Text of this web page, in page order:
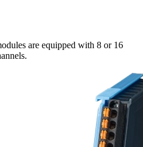
are equipped with 8 or 16